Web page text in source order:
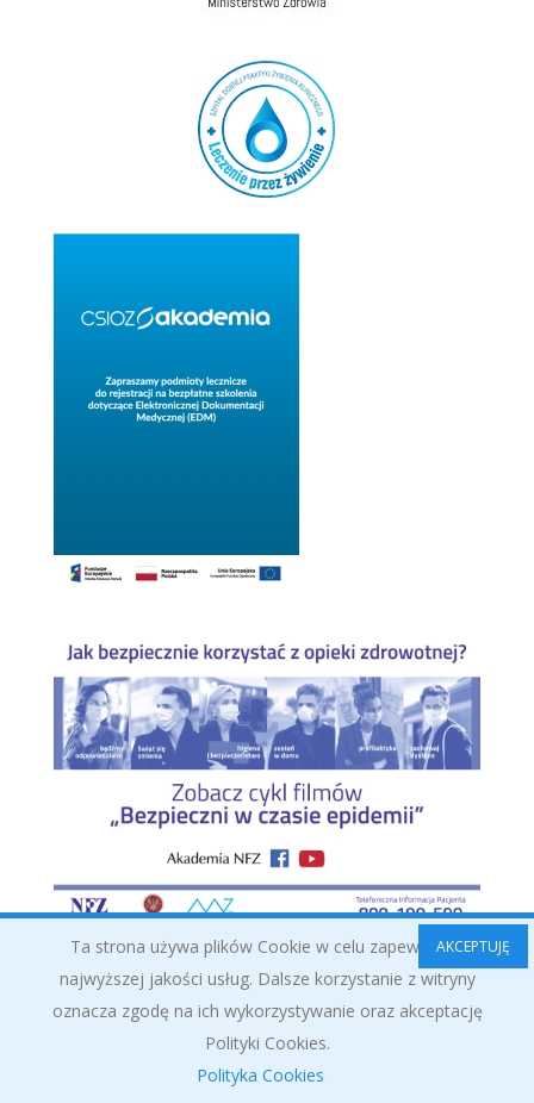
Ta strona używa plików Cookie w celu zapewnienia
najwyższej jakości usług. Dalsze korzystanie z witryny
oznacza zgodę na ich wykorzystywanie oraz akceptację
Polityki Cookies.
Polityka Cookies
AKCEPTUJĘ